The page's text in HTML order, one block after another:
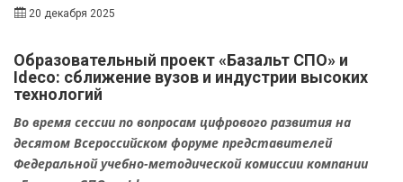
20 декабря 2025
Образовательный проект «Базальт СПО» и
Ideco: сближение вузов и индустрии высоких
технологий
Во время сессии по вопросам цифрового развития на
десятом Всероссийском форуме представителей
Федеральной учебно-методической комиссии компании